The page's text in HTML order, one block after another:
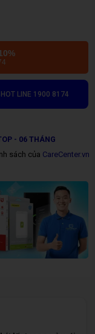
HOT LINE 1900 8174
- 06 THÁNG
sách của CareCenter.vn